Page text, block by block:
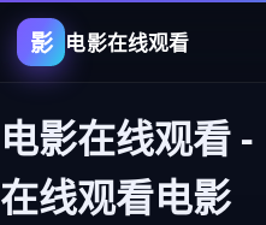
影 电影在线观看
电影在线观看 -
在线观看电影